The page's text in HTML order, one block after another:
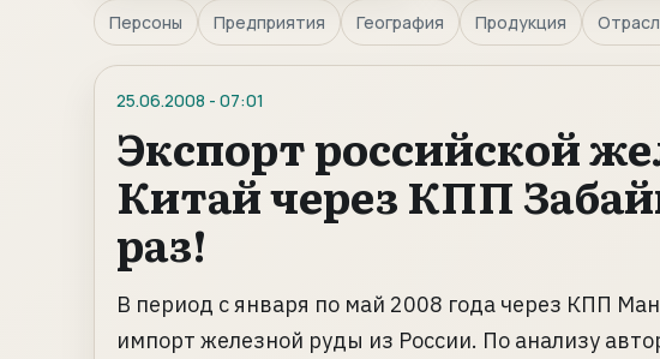
Персоны Предприятия География Продукция
25.06.2008 - 07:01
Экспорт российской
Китай через КПП
раз!
В период с января по май 2008 года через КПП
импорт железной руды из России. По анализу